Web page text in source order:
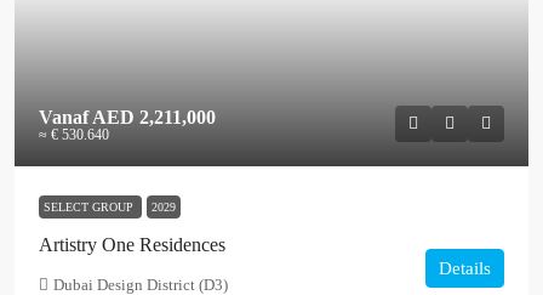
VanafAED 2,211,000
≈ € 530.640
SELECT GROUP 2029
Artistry One Residences
Dubai Design District (D3)
Details